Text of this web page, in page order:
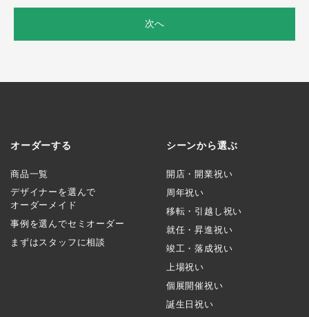
次へ
オーダーする
商品一覧
デザイナーを選んで
オーダーメイド
事例を選んでセミオーダー
まずはスタッフに相談
シーンから選ぶ
開店・開業祝い
周年祝い
移転・引越し祝い
就任・昇進祝い
竣工・落成祝い
上場祝い
個展開催祝い
誕生日祝い